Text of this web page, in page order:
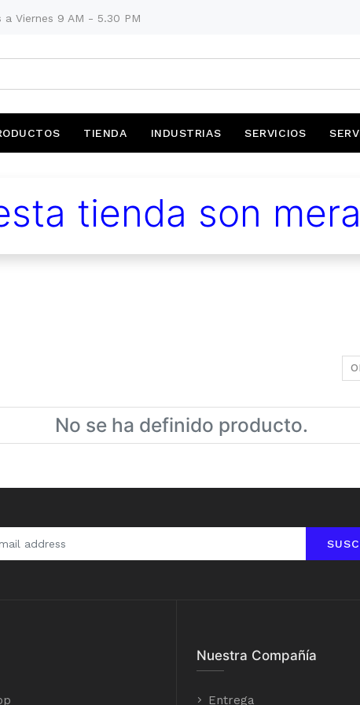
a Viernes 9 AM - 5.30 PM
TIENDA INDUSTRIAS SERVICIOS
tienda son
No se ha definido producto.
Nuestra Compañía
Entrega